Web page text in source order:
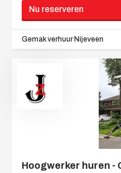
Nu reserveren
Gemak verhuurNijeveen
Hoogwerker huren -